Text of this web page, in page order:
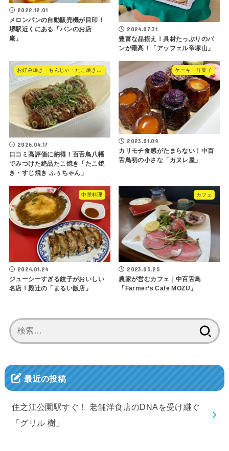
2022.12.01
メロンパンの自動販売機が目印！
堺駅近くにある「パンのお店
庵」
2024.07.31
豊富な品揃え！具材たっぷりのパ
ンが最高！「アッフェル帝塚山」
お好み焼き・もんじゃ・たこ焼き・やきそば
2026.04.17
口コミ高評価に納得！百舌鳥八幡
でみつけた絶品たこ焼き「たこ焼
き・すじ焼き ふぅちゃん」
ケーキ・洋菓子
2023.01.09
カリモチ食感がたまらない！中百
舌鳥初の小さな「カヌレ屋」
中華料理
2024.01.24
ジューシーすぎる餃子がおいしい
名店！殿辻の「まるい飯店」
カフェ
2023.05.25
農家が営むカフェ｜中百舌鳥
「Farmer’s Cafe MOZU」
索:
最近の投稿
住之江公園駅すぐ！ 老舗洋食店のDNAを受け継ぐ
「グリル 樹」